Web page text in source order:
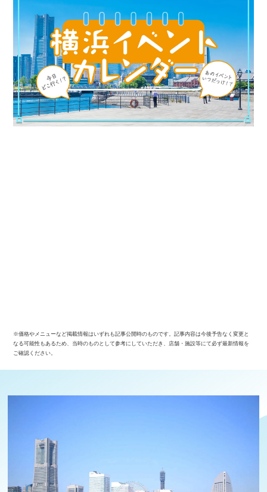
※価格やメニューなど掲載情報はいずれも記事公開時のものです。記事内容は今後予告なく変更と
なる可能性もあるため、当時のものとして参考にしていただき、店舗・施設等にて必ず最新情報を
ご確認ください。